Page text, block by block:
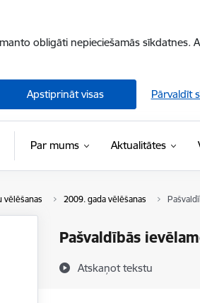
obligāti nepieciešamās
Apstiprināt visas Pārvaldīt
Par mums Aktualitātes
vēlēšanas 2009. gada vēlēšanas
Pašvaldībās
Atskaņot tekstu